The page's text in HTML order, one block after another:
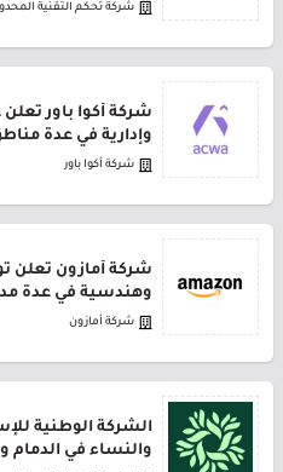
شركة تحكم التقنية
شركة أكوا باور
وإدارية في عدة
شركة أكوا باور
شركة أمازون تعلن
وهندسية في عدة
شركة أمازون
الشركة الوطنية
والنساء في الدمام